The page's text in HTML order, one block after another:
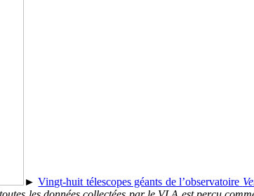
►Vingt-huit télescopes géants de l’observatoire